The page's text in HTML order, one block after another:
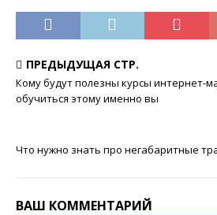
ПРЕДЫДУЩАЯ СТР.
Кому будут полезны курсы интернет-
обучиться этому именно вы
Что нужно знать про негабаритные
ВАШ КОММЕНТАРИЙ